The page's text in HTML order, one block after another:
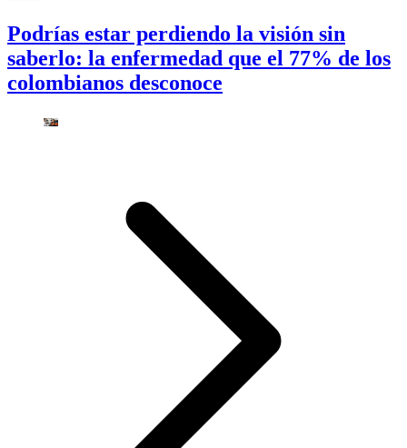
Podrías estar perdiendo la visión sin
saberlo: la enfermedad que el 77% de los
colombianos desconoce